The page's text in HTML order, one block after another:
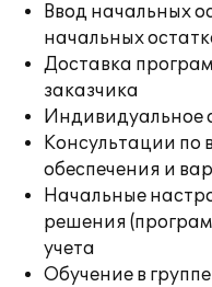
Ввод начальных
начальных
Доставка
заказчика
Индивидуальное
Консультации по
обеспечения и
Начальные
решения
учета
Обучение в